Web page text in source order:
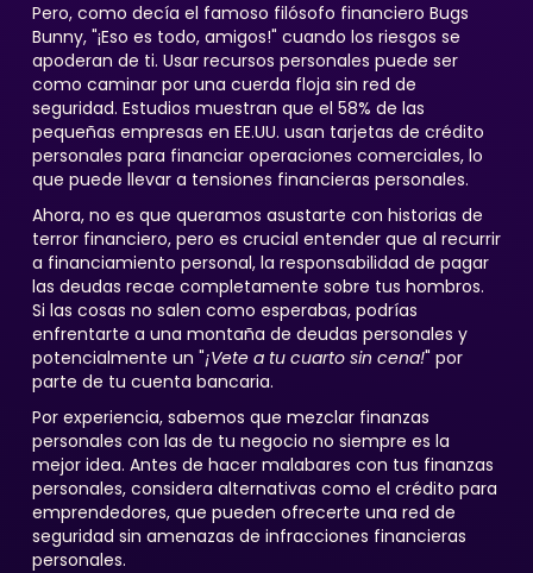
Pero, como decía el famoso filósofo financiero Bugs
Bunny, "¡Eso es todo, amigos!" cuando los riesgos se
apoderan de ti. Usar recursos personales puede ser
como caminar por una cuerda floja sin red de
seguridad. Estudios muestran que el 58% de las
pequeñas empresas en EE.UU. usan tarjetas de crédito
personales para financiar operaciones comerciales, lo
que puede llevar a tensiones financieras personales.
Ahora, no es que queramos asustarte con historias de
terror financiero, pero es crucial entender que al recurrir
a financiamiento personal, la responsabilidad de pagar
las deudas recae completamente sobre tus hombros.
Si las cosas no salen como esperabas, podrías
enfrentarte a una montaña de deudas personales y
potencialmente un "¡Vete a tu cuarto sin cena!" por
parte de tu cuenta bancaria.
Por experiencia, sabemos que mezclar finanzas
personales con las de tu negocio no siempre es la
mejor idea. Antes de hacer malabares con tus finanzas
personales, considera alternativas como el crédito para
emprendedores, que pueden ofrecerte una red de
seguridad sin amenazas de infracciones financieras
personales.